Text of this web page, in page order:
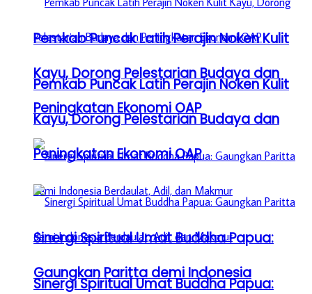
Pemkab Puncak Latih Perajin Noken Kulit
Kayu, Dorong Pelestarian Budaya dan
Peningkatan Ekonomi OAP
Sinergi Spiritual Umat Buddha Papua:
Gaungkan Paritta demi Indonesia
Pemkab Puncak Latih Perajin Noken Kulit
Kayu, Dorong Pelestarian Budaya dan
Peningkatan Ekonomi OAP
Sinergi Spiritual Umat Buddha Papua: